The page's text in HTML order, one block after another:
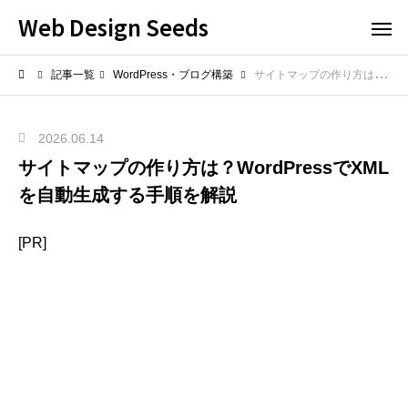
Web Design Seeds
記事一覧 WordPress・ブログ構築 サイトマップの作り方は？WordPressでXMLを自動生成する手順を解説
2026.06.14
サイトマップの作り方は？WordPressでXML
を自動生成する手順を解説
[PR]